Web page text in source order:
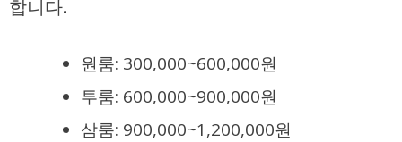
합니다.
원룸: 300,000~600,000원
투룸: 600,000~900,000원
삼룸: 900,000~1,200,000원